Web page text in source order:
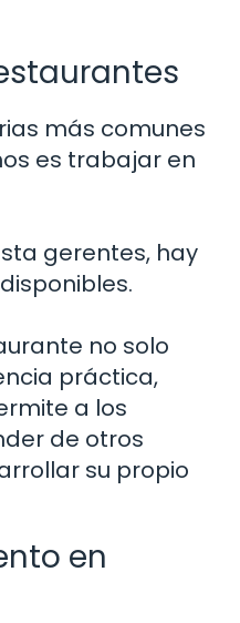
más comunes
es trabajar en
gerentes, hay
no solo
práctica,
a los
de otros
su propio
en